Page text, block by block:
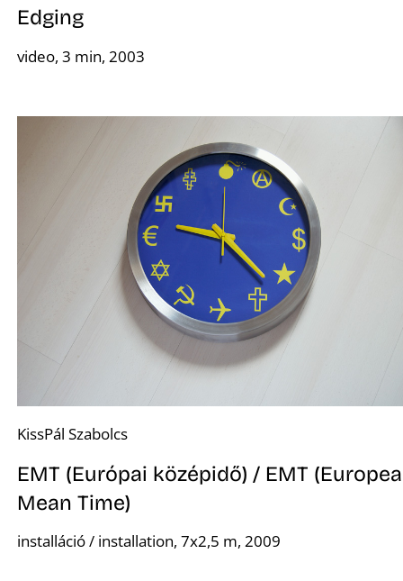
Edging
video, 3 min, 2003
KissPál Szabolcs
EMT (Európai középidő) / EMT
Mean Time)
installáció / installation, 7x2,5 m, 2009